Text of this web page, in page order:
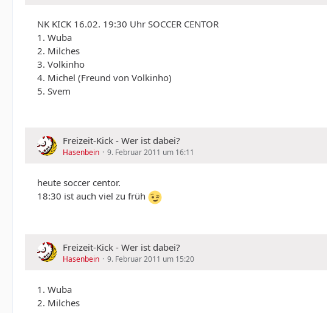
NK KICK 16.02. 19:30 Uhr SOCCER CENTOR
1. Wuba
2. Milches
3. Volkinho
4. Michel (Freund von Volkinho)
5. Svem
Freizeit-Kick - Wer ist dabei?
Hasenbein 9. Februar 2011 um 16:11
heute soccer centor.
18:30 ist auch viel zu früh
Freizeit-Kick - Wer ist dabei?
Hasenbein 9. Februar 2011 um 15:20
1. Wuba
2. Milches